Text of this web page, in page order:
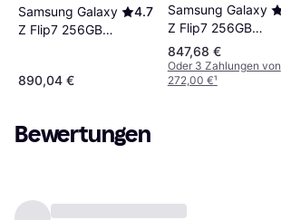
Samsung Galaxy
Z Flip7 256GB
4.7
890,04 €
Samsung Galaxy
Z Flip7 256GB
Blue Shadow
847,68 €
Oder 3 Zahlungen von
272,00 €¹
Bewertungen